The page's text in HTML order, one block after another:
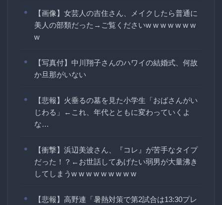
【画像】女芸人の吉住さん、メイクしたら普通に
美人の部類だった→ご覧くださいw w w w w w w
w
【写真付】中川翔子さんのハワイの結婚式、何故
か旦那がいない
【悲報】火垂るの墓を見た小学生「おばさんがい
じわる」←これ、年代とともに変わっていくよ
な…
【衝撃】浜辺美波さん、『コレ』が苦手なタイプ
だった！？←お世話してあげたい弱男が大量沸き
してしまうw w w w w w w w w
【悲報】高野連「暑熱対策で第2試合は13:30プレ